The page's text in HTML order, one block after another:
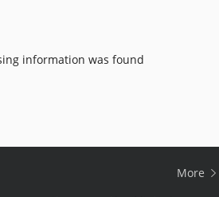
information was found
More